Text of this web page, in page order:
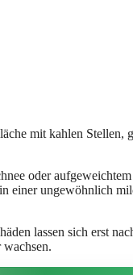
mit kahlen Stellen,
oder
einer ungewöhnlich
lassen sich erst